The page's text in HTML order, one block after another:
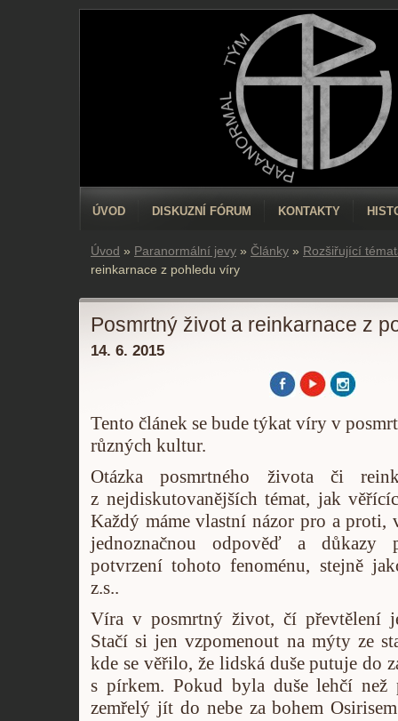
ÚVOD DISKUZNÍ FÓRUM KONTAKTY
Úvod » Paranormální jevy » Články » Rozšiřující
reinkarnace z pohledu víry
Posmrtný život a reinkarnace z
14. 6. 2015
Tento článek se bude týkat víry v
různých kultur.
Otázka posmrtného života či
z nejdiskutovanějších témat, jak
Každý máme vlastní názor pro a proti,
jednoznačnou odpověď a důkazy
potvrzení tohoto fenoménu, stejně
z.s..
Víra v posmrtný život, čí převtělení
Stačí si jen vzpomenout na mýty ze
kde se věřilo, že lidská duše putuje do
s pírkem. Pokud byla duše lehčí než
zemřelý jít do nebe za bohem